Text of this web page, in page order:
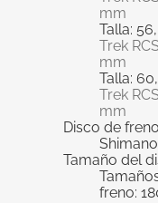
mm
Talla:
Trek
mm
Talla:
Trek
mm
Disco de freno
Tamaño del
freno: